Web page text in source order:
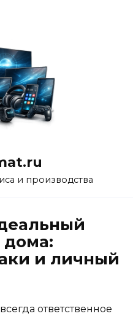
и производства
дома:
и личный
ответственное